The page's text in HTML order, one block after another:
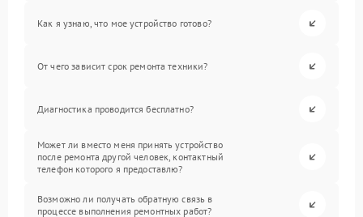
Как я узнаю, что мое устройство готово?
От чего зависит срок ремонта техники?
Диагностика проводится бесплатно?
Может ли вместо меня принять устройство
после ремонта другой человек, контактный
телефон которого я предоставлю?
Возможно ли получать обратную связь в
процессе выполнения ремонтных работ?